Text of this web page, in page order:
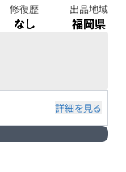
修復歴
なし
出品地域
福岡県
詳細を見る